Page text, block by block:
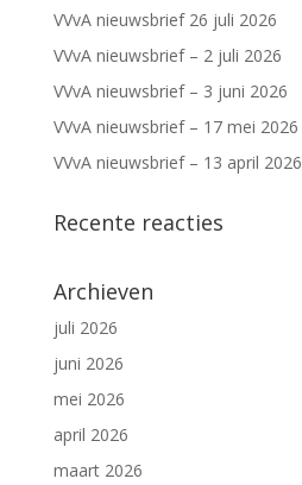
VVvA nieuwsbrief 26 juli 2026
VVvA nieuwsbrief – 2 juli 2026
VVvA nieuwsbrief – 3 juni 2026
VVvA nieuwsbrief – 17 mei 2026
VVvA nieuwsbrief – 13 april 2026
Recente reacties
Archieven
juli 2026
juni 2026
mei 2026
april 2026
maart 2026